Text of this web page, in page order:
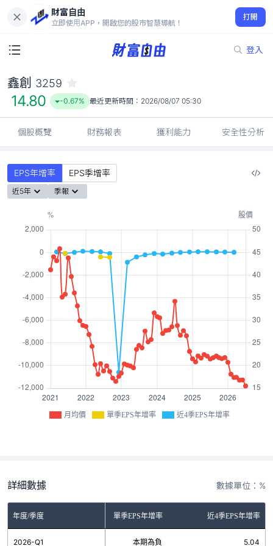
財富自由
立即使用APP，開啟您的股市智慧導航！
打開
登入
14.80
-0.67%
鑫創 3259
14.80 -0.67% 最近更新時間： 2026/08/07 05:30
個股概覽 財務報表 獲利能力 安全性分析
EPS年增率 EPS季增率
近5年 季報
月均價 單季EPS年增率 近4季EPS年增率
詳細數據 數據單位：%
年度/季度 單季EPS年增率 近4季EPS年增率
2026-Q1 本期為負 5.04